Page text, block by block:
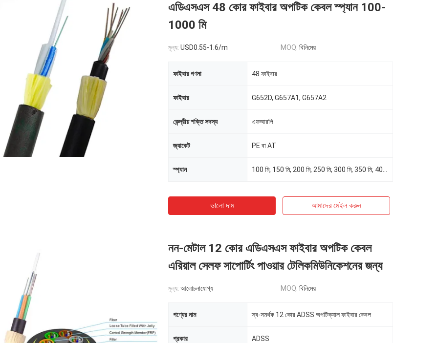
এডিএসএস 48 কোর ফাইবার অপটিক কেবল স্প্যান 100-
1000 মি
মূল্য: USD0.55-1.6/m MOQ: বিনিমেয়
ফাইবার গণনা 48 ফাইবার
ফাইবার G652D, G657A1, G657A2
কেন্দ্রীয় শক্তি সদস্য এফআরপি
জ্যাকেট PE বা AT
স্প্যান
ভালো দাম আমাদের মেইল ​​করুন
নন-মেটাল 12 কোর এডিএসএস ফাইবার অপটিক কেবল
এরিয়াল সেলফ সাপোর্টিং পাওয়ার টেলিকমিউনিকেশনের জন্য
মূল্য: আলোচনাযোগ্য MOQ: বিনিমেয়
পণ্যের নাম স্ব-সমর্থক 12 কোর ADSS অপটিক্যাল ফাইবার কেবল
প্রকার ADSS